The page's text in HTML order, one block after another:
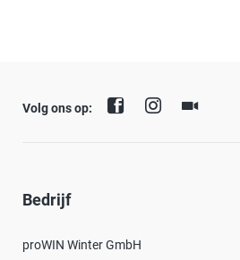
Volg ons op:
Bedrijf
proWIN Winter GmbH